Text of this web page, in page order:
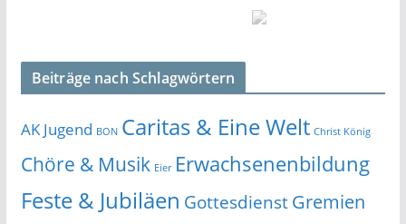
Beiträge nach Schlagwörtern
AK Jugend BON Caritas & Eine Welt Christ König
Chöre & Musik Eier Erwachsenenbildung
Feste & Jubiläen GottesdienstGremien